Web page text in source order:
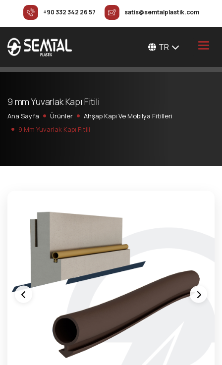
+90 332 342 26 57 satis@semtalplastik.com
TR
9 mm YuvarlakKapı Fitili
Ana Sayfa Ürünler
Ahşap Kapı Ve Mobilya Fitilleri
9 Mm Yuvarlak Kapı Fitili